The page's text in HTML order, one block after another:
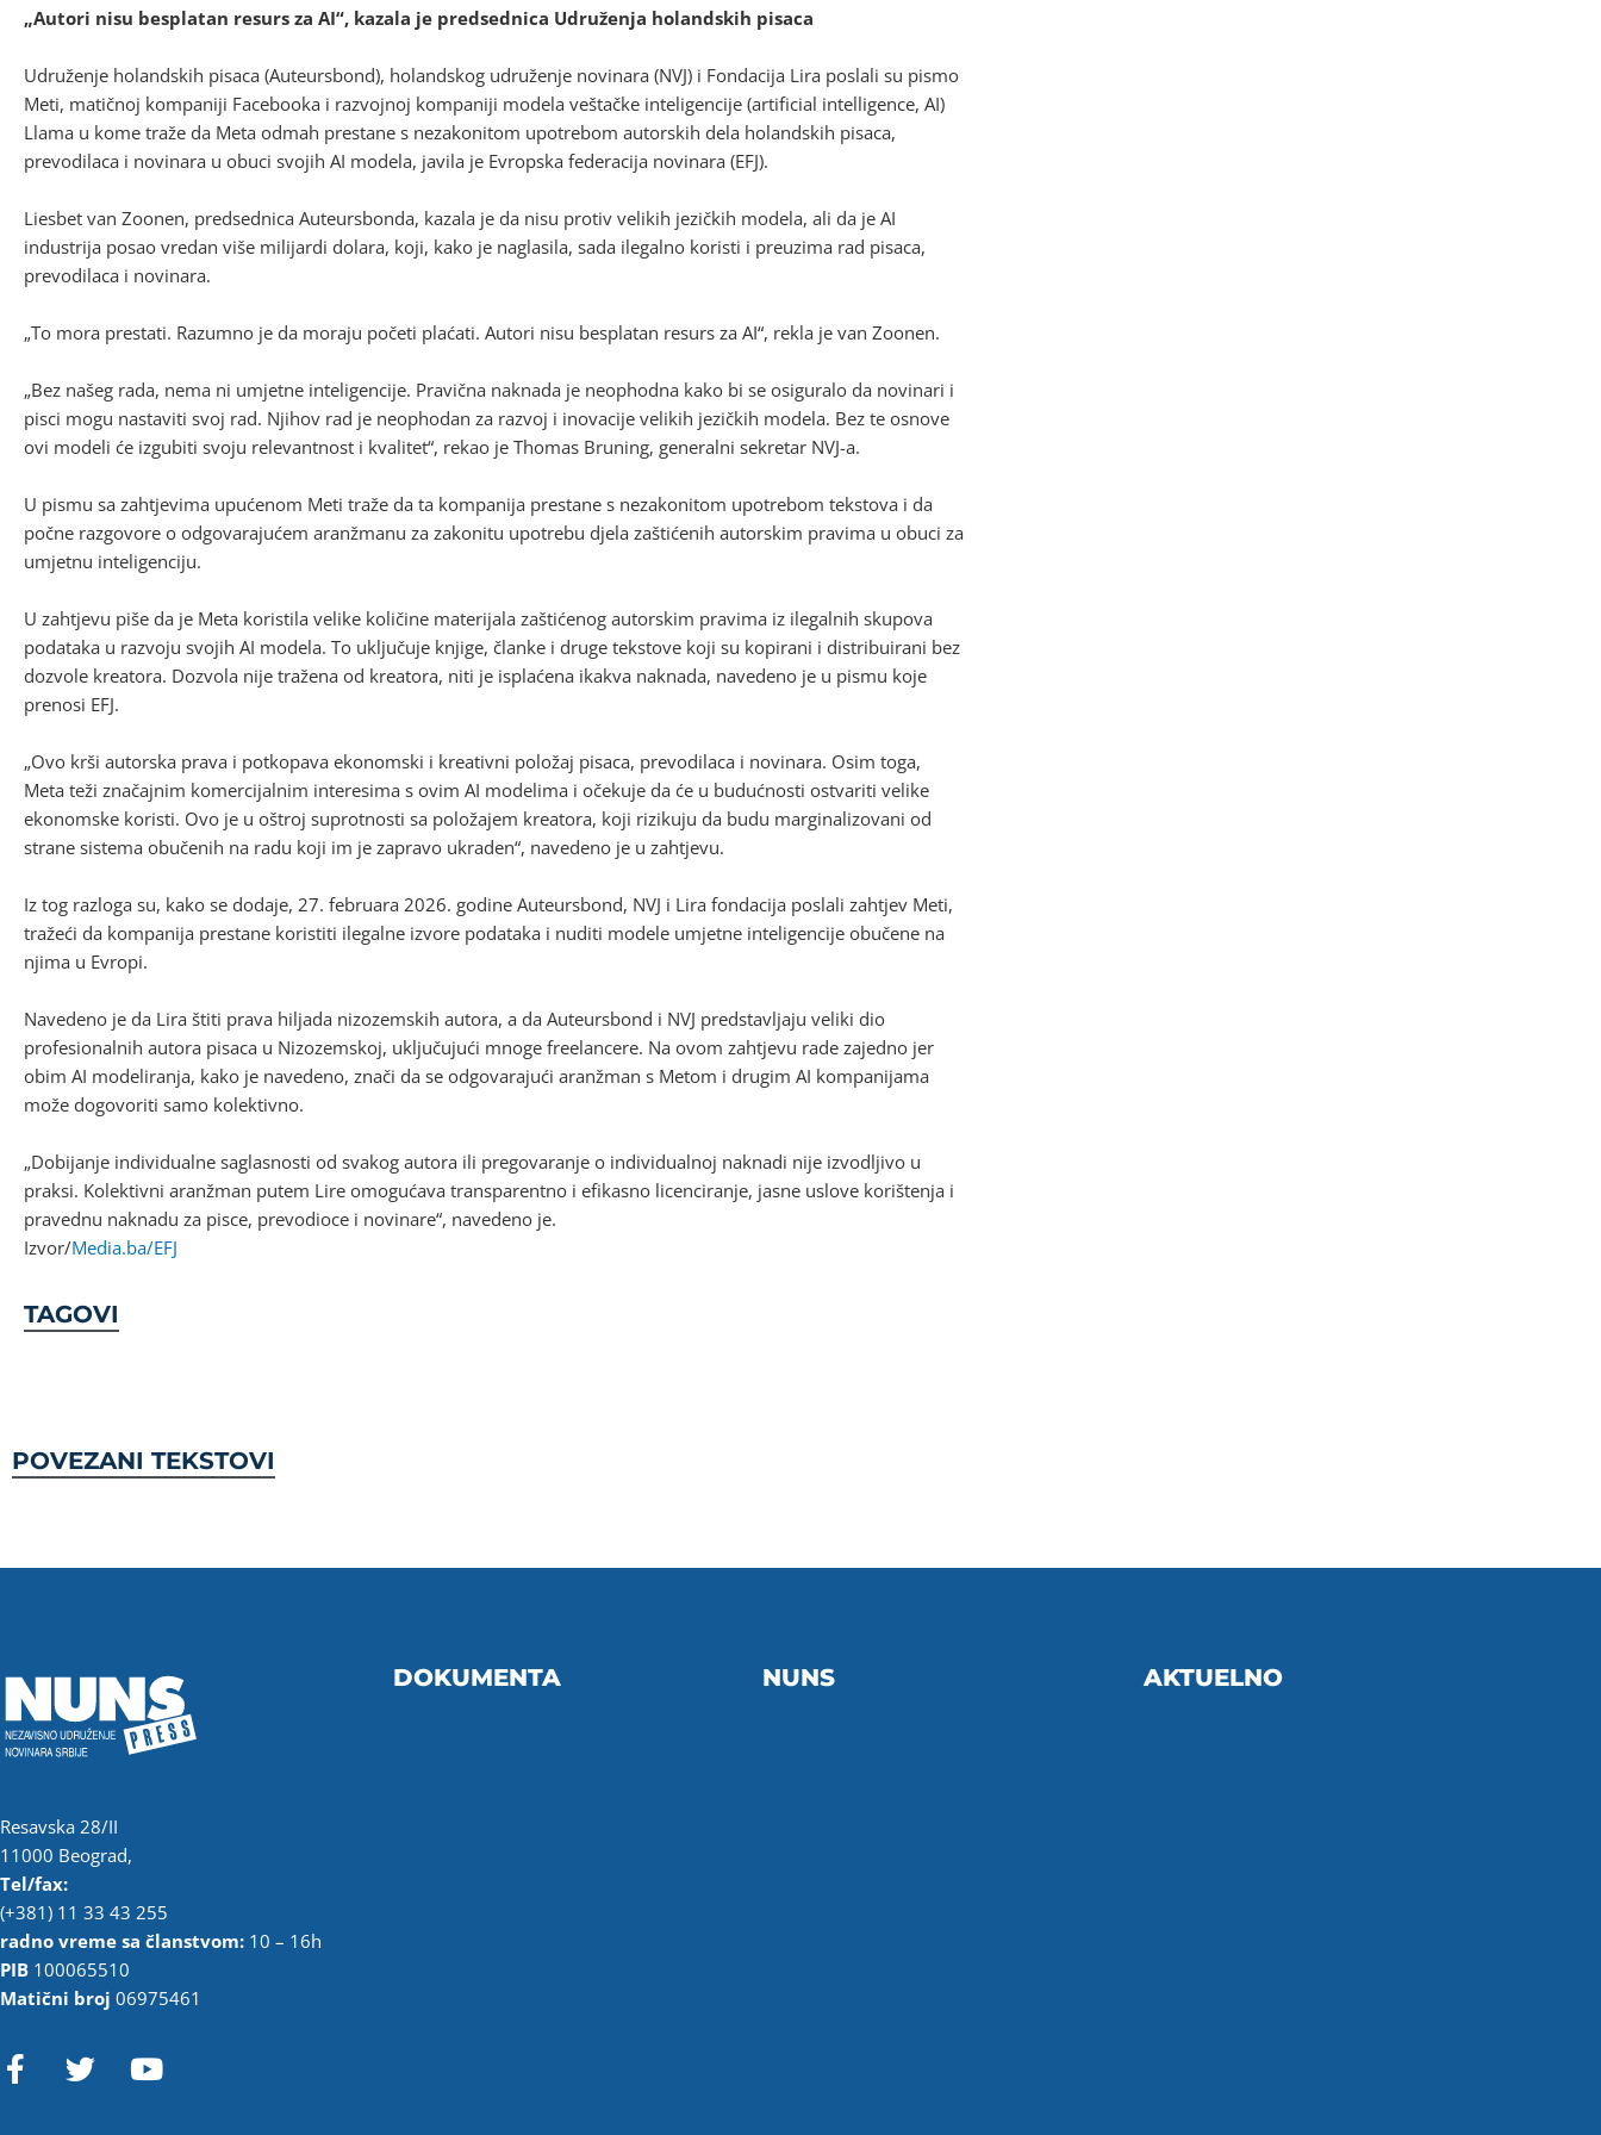
„Autori nisu besplatan resurs za AI“, kazala je predsednica Udruženja holandskih pisaca
Udruženje holandskih pisaca (Auteursbond), holandskog udruženje novinara (NVJ) i Fondacija Lira poslali su pismo
Meti, matičnoj kompaniji Facebooka i razvojnoj kompaniji modela veštačke inteligencije (artificial intelligence, AI)
Llama u kome traže da Meta odmah prestane s nezakonitom upotrebom autorskih dela holandskih pisaca,
prevodilaca i novinara u obuci svojih AI modela, javila je Evropska federacija novinara (EFJ).
Liesbet van Zoonen, predsednica Auteursbonda, kazala je da nisu protiv velikih jezičkih modela, ali da je AI
industrija posao vredan više milijardi dolara, koji, kako je naglasila, sada ilegalno koristi i preuzima rad pisaca,
prevodilaca i novinara.
„To mora prestati. Razumno je da moraju početi plaćati. Autori nisu besplatan resurs za AI“, rekla je van Zoonen.
„Bez našeg rada, nema ni umjetne inteligencije. Pravična naknada je neophodna kako bi se osiguralo da novinari i
pisci mogu nastaviti svoj rad. Njihov rad je neophodan za razvoj i inovacije velikih jezičkih modela. Bez te osnove
ovi modeli će izgubiti svoju relevantnost i kvalitet“, rekao je Thomas Bruning, generalni sekretar NVJ-a.
U pismu sa zahtjevima upućenom Meti traže da ta kompanija prestane s nezakonitom upotrebom tekstova i da
počne razgovore o odgovarajućem aranžmanu za zakonitu upotrebu djela zaštićenih autorskim pravima u obuci za
umjetnu inteligenciju.
U zahtjevu piše da je Meta koristila velike količine materijala zaštićenog autorskim pravima iz ilegalnih skupova
podataka u razvoju svojih AI modela. To uključuje knjige, članke i druge tekstove koji su kopirani i distribuirani bez
dozvole kreatora. Dozvola nije tražena od kreatora, niti je isplaćena ikakva naknada, navedeno je u pismu koje
prenosi EFJ.
„Ovo krši autorska prava i potkopava ekonomski i kreativni položaj pisaca, prevodilaca i novinara. Osim toga,
Meta teži značajnim komercijalnim interesima s ovim AI modelima i očekuje da će u budućnosti ostvariti velike
ekonomske koristi. Ovo je u oštroj suprotnosti sa položajem kreatora, koji rizikuju da budu marginalizovani od
strane sistema obučenih na radu koji im je zapravo ukraden“, navedeno je u zahtjevu.
Iz tog razloga su, kako se dodaje, 27. februara 2026. godine Auteursbond, NVJ i Lira fondacija poslali zahtjev Meti,
tražeći da kompanija prestane koristiti ilegalne izvore podataka i nuditi modele umjetne inteligencije obučene na
njima u Evropi.
Navedeno je da Lira štiti prava hiljada nizozemskih autora, a da Auteursbond i NVJ predstavljaju veliki dio
profesionalnih autora pisaca u Nizozemskoj, uključujući mnoge freelancere. Na ovom zahtjevu rade zajedno jer
obim AI modeliranja, kako je navedeno, znači da se odgovarajući aranžman s Metom i drugim AI kompanijama
može dogovoriti samo kolektivno.
„Dobijanje individualne saglasnosti od svakog autora ili pregovaranje o individualnoj naknadi nije izvodljivo u
praksi. Kolektivni aranžman putem Lire omogućava transparentno i efikasno licenciranje, jasne uslove korištenja i
pravednu naknadu za pisce, prevodioce i novinare“, navedeno je.
Izvor/Media.ba/EFJ
TAGOVI
POVEZANI TEKSTOVI
Resavska 28/II
11000 Beograd,
Tel/fax:
(+381) 11 33 43 255
radno vreme sa članstvom: 10 – 16h
PIB 100065510
Matični broj 06975461
F
a
T Y
DOKUMENTA NUNS AKTUELNO